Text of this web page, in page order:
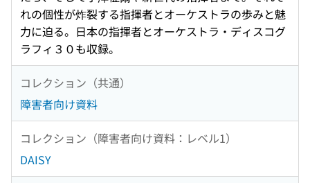
れの個性が炸裂する指揮者とオーケストラの歩みと魅
力に迫る。日本の指揮者とオーケストラ・ディスコグ
ラフィ３０も収録。
コレクション（共通）
障害者向け資料
コレクション（障害者向け資料：レベル1）
DAISY